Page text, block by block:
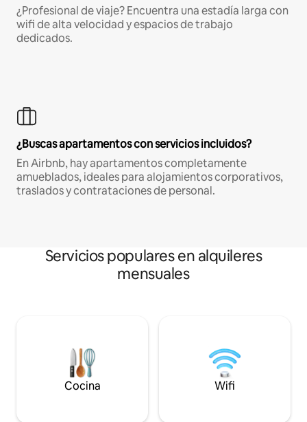
¿Profesional de viaje? Encuentra una estadía larga con
wifi de alta velocidad y espacios de trabajo
dedicados.
¿Buscas apartamentos con servicios incluidos?
En Airbnb, hay apartamentos completamente
amueblados, ideales para alojamientos corporativos,
traslados y contrataciones de personal.
Servicios populares en alquileres
mensuales
Cocina Wifi